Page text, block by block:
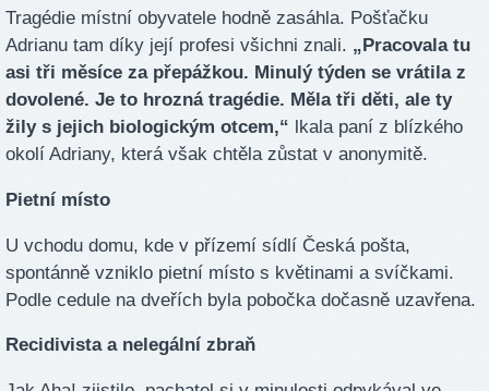
Tragédie místní obyvatele hodně zasáhla. Pošťačku
Adrianu tam díky její profesi všichni znali. „Pracovala tu
asi tři měsíce za přepážkou. Minulý týden se vrátila z
dovolené. Je to hrozná tragédie. Měla tři děti, ale ty
žily s jejich biologickým otcem,“ lkala paní z blízkého
okolí Adriany, která však chtěla zůstat v anonymitě.
Pietní místo
U vchodu domu, kde v přízemí sídlí Česká pošta,
spontánně vzniklo pietní místo s květinami a svíčkami.
Podle cedule na dveřích byla pobočka dočasně uzavřena.
Recidivista a nelegální zbraň